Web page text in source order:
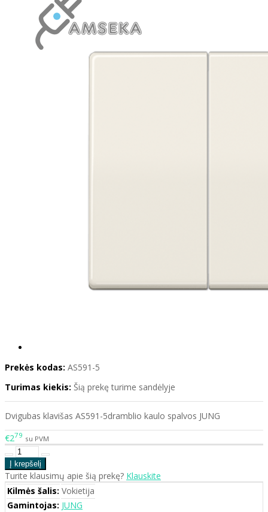
Prekės kodas: AS591-5
Turimas kiekis: Šią prekę turime sandėlyje
Dvigubas klavišas AS591-5dramblio kaulo spalvos JUNG
€279 su PVM
Turite klausimų apie šią prekę? Klauskite
Kilmės šalis: Vokietija
Gamintojas: JUNG